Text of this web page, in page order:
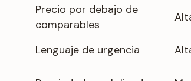
Precio por debajo de
comparables
Lenguaje de urgencia